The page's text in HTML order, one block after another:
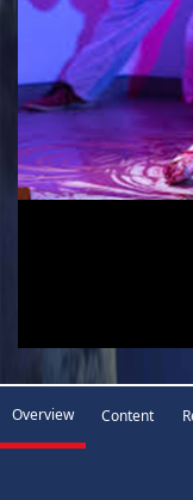
Overview Content